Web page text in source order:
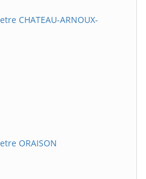
CHATEAU-ARNOUX-
ORAISON